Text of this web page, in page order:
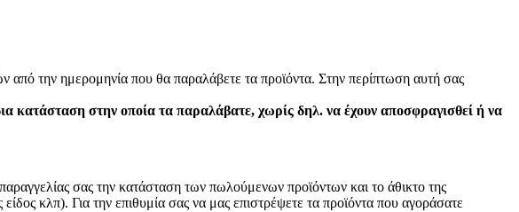
από την ημερομηνία που θα παραλάβετε τα προϊόντα. Στην περίπτωση αυτή σας
κατάσταση στην οποία τα παραλάβατε, χωρίς δηλ. να έχουν αποσφραγισθεί ή να
σας την κατάσταση των πωλούμενων προϊόντων και το άθικτο της
κλπ). Για την επιθυμία σας να μας επιστρέψετε τα προϊόντα που αγοράσατε